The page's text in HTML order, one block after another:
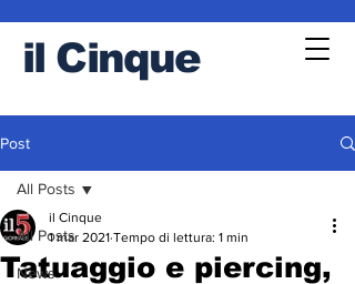
il Cinque
Post
All Posts
News
All Posts
Tatuaggio e piercing,
il Cinque
1 mar 2021 Tempo di lettura: 1 min